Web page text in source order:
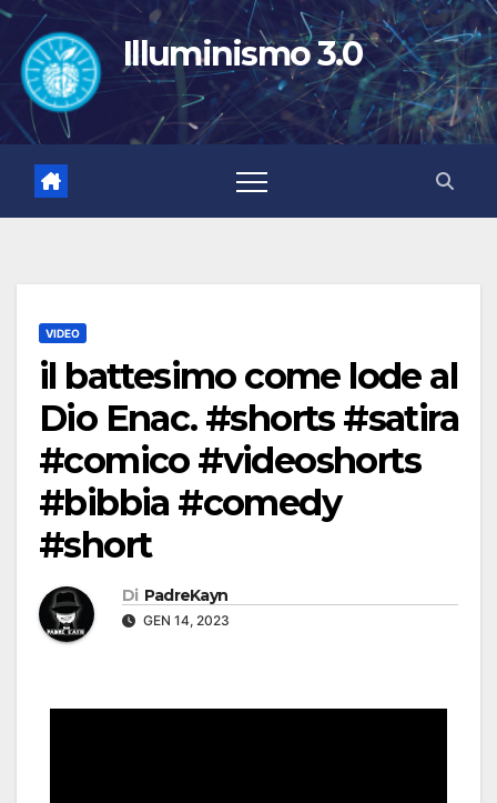
Salta
contenuto
Illuminismo 3.0
VIDEO
il battesimo come lode al
Dio Enac. #shorts #satira
#comico #videoshorts
#bibbia #comedy
#short
Di PadreKayn
GEN 14, 2023